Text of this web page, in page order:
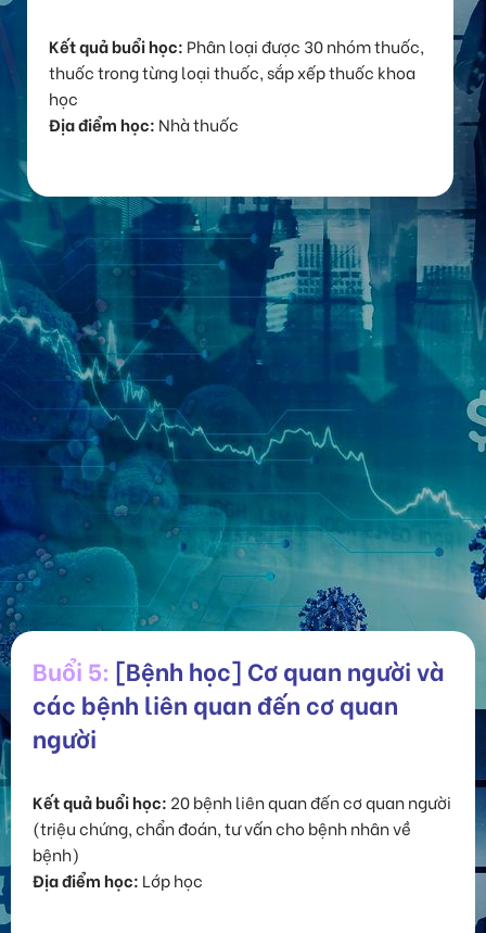
Kết quả buổi học: Phân loại được 30 nhóm thuốc,
thuốc trong từng loại thuốc, sắp xếp thuốc khoa
học
Địa điểm học: Nhà thuốc
Buổi 5: [Bệnh học] Cơ quan người và
các bệnh liên quan đến cơ quan
người
Kết quả buổi học: 20 bệnh liên quan đến cơ quan người
(triệu chứng, chẩn đoán, tư vấn cho bệnh nhân về
bệnh)
Địa điểm học: Lớp học